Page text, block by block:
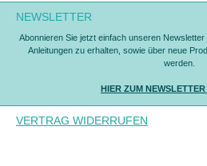
NEWSLETTER
Abonnieren Sie jetzt einfach unseren
Anleitungen zu erhalten, sowie über neue
werden.
HIER ZUM
VERTRAG WIDERRUFEN